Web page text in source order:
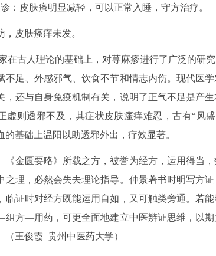
：皮肤瘙明显减轻，可以正常入睡，守方治疗。
，皮肤瘙痒未发。
在古人理论的基础上，对荨麻疹进行了广泛的研
不足、外感邪气、饮食不节和情志内伤。现代医
，还与自身免疫机制有关，说明了正气不足是产
虚则透邪不及，其症状皮肤瘙痒难忍，古有“风
的基础上温阳以助透邪外出，疗效显著。
《金匮要略》所载之方，被誉为经方，运用得当
之理，必然会失去理论指导。仲景著书时明写方
临证时对经方既能运用自如，又可触类旁通。若
方—用药，可更全面地建立中医辨证思维，以期
（王俊霞 贵州中医药大学）